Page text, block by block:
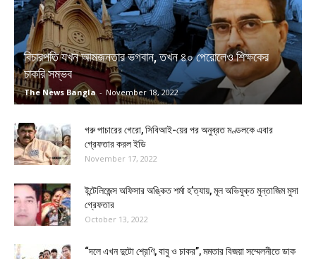
বিচারপতি যখন আমজনতার ভগবান, তখন ৪০ পেরোলেও শিক্ষকের
চাকরি সম্ভব
The News Bangla - November 18, 2022
গরু পাচারের গেরো, সিবিআই-য়ের পর অনুব্রত মণ্ডলকে এবার
গ্রেফতার করল ইডি
November 17, 2022
ইন্টেলিজেন্স অফিসার অঙ্কিত শর্মা হ’ত্যায়, মূল অভিযুক্ত মুন্তাজিম মুসা
গ্রেফতার
October 13, 2022
“দলে এখন দুটো শ্রেণি, বাবু ও চাকর”, মমতার বিজয়া সম্মেলনীতে ডাক